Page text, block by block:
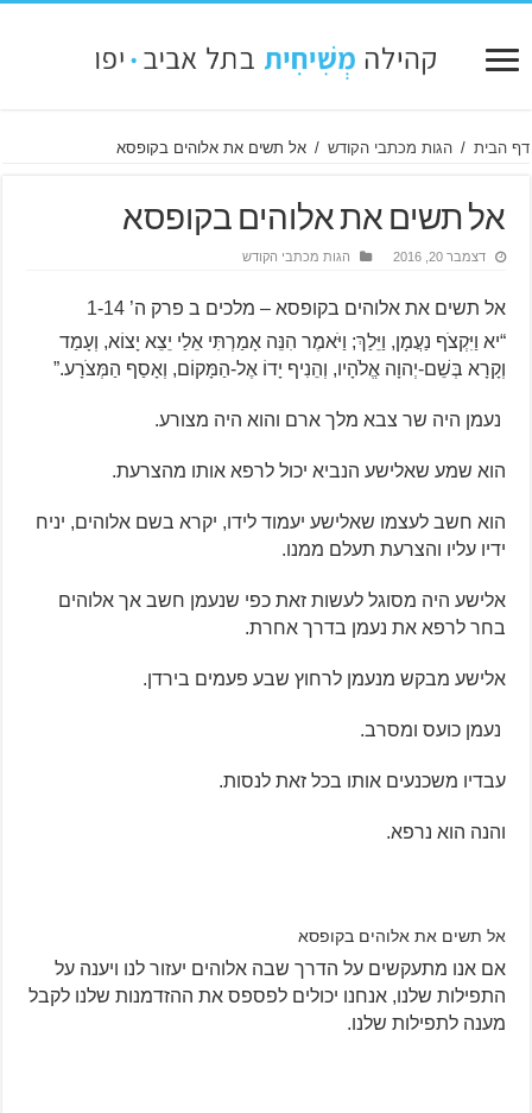
דף הבית / הגות מכתבי הקודש / אל תשים את אלוהים בקופסא
אל תשים את אלוהים בקופסא
דצמבר 20, 2016 הגות מכתבי הקודש
אל תשים את אלוהים בקופסא – מלכים ב פרק ה’ 1-14
“יא וַיִּקְצֹף נַעֲמָן, וַיֵּלַךְ; וַיֹּאמֶר הִנֵּה אָמַרְתִּי אֵלַי יֵצֵא יָצוֹא, וְעָמַד
וְקָרָא בְּשֵׁם-יְהוָה אֱלֹהָיו, וְהֵנִיף יָדוֹ אֶל-הַמָּקוֹם, וְאָסַף הַמְּצֹרָע.”
נעמן היה שר צבא מלך ארם והוא היה מצורע.
הוא שמע שאלישע הנביא יכול לרפא אותו מהצרעת.
הוא חשב לעצמו שאלישע יעמוד לידו, יקרא בשם אלוהים, יניח
ידיו עליו והצרעת תעלם ממנו.
אלישע היה מסוגל לעשות זאת כפי שנעמן חשב אך אלוהים
בחר לרפא את נעמן בדרך אחרת.
אלישע מבקש מנעמן לרחוץ שבע פעמים בירדן.
נעמן כועס ומסרב.
עבדיו משכנעים אותו בכל זאת לנסות.
והנה הוא נרפא.
אל תשים את אלוהים בקופסא
אם אנו מתעקשים על הדרך שבה אלוהים יעזור לנו ויענה על
התפילות שלנו, אנחנו יכולים לפספס את ההזדמנות שלנו לקבל
מענה לתפילות שלנו.